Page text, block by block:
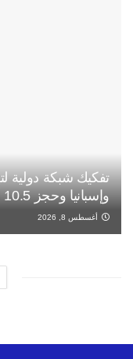
تفكيك شبكة دولية
وإسبانيا وحجز 10.5 أطنان
أغسطس 8, 2026